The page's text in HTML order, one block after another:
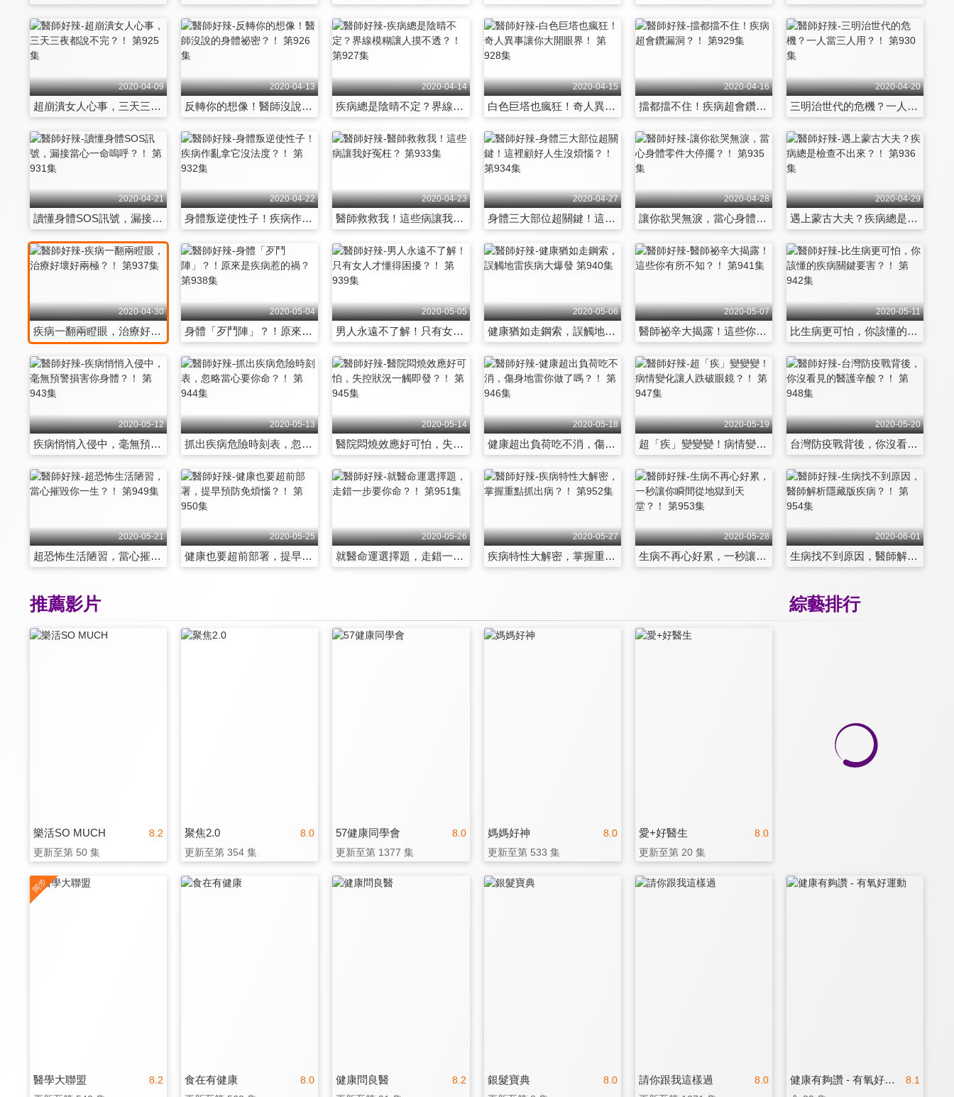
2020-04-09
超崩潰女人心事，三天三夜都說不完？！ 第925集
2020-04-13
反轉你的想像！醫師沒說的身體祕密？！ 第926集
2020-04-14
疾病總是陰晴不定？界線模糊讓人摸不透？！ 第927集
2020-04-15
白色巨塔也瘋狂！奇人異事讓你大開眼界！ 第928集
2020-04-16
擋都擋不住！疾病超會鑽漏洞？！ 第929集
2020-04-20
三明治世代的危機？一人當三人用？！ 第930集
2020-04-21
讀懂身體SOS訊號，漏接當心一命嗚呼？！ 第931集
2020-04-22
身體叛逆使性子！疾病作亂拿它沒法度？！ 第932集
2020-04-23
醫師救救我！這些病讓我好冤枉？ 第933集
2020-04-27
身體三大部位超關鍵！這裡顧好人生沒煩惱？！ 第934集
2020-04-28
讓你欲哭無淚，當心身體零件大停擺？！ 第935集
2020-04-29
遇上蒙古大夫？疾病總是檢查不出來？！ 第936集
2020-04-30
疾病一翻兩瞪眼，治療好壞好兩極？！ 第937集
2020-05-04
身體「歹鬥陣」？！原來是疾病惹的禍？ 第938集
2020-05-05
男人永遠不了解！只有女人才懂得困擾？！ 第939集
2020-05-06
健康猶如走鋼索，誤觸地雷疾病大爆發 第940集
2020-05-07
醫師祕辛大揭露！這些你有所不知？！ 第941集
2020-05-11
比生病更可怕，你該懂的疾病關鍵要害？！ 第942集
2020-05-12
疾病悄悄入侵中，毫無預警損害你身體？！ 第943集
2020-05-13
抓出疾病危險時刻表，忽略當心要你命？！ 第944集
2020-05-14
醫院悶燒效應好可怕，失控狀況一觸即發？！ 第945集
2020-05-18
健康超出負荷吃不消，傷身地雷你做了嗎？！ 第946集
2020-05-19
超「疾」變變變！病情變化讓人跌破眼鏡？！ 第947集
2020-05-20
台灣防疫戰背後，你沒看見的醫護辛酸？！ 第948集
2020-05-21
超恐怖生活陋習，當心摧毀你一生？！ 第949集
2020-05-25
健康也要超前部署，提早預防免煩惱？！ 第950集
2020-05-26
就醫命運選擇題，走錯一步要你命？！ 第951集
2020-05-27
疾病特性大解密，掌握重點抓出病？！ 第952集
2020-05-28
生病不再心好累，一秒讓你瞬間從地獄到天堂？！ 第953集
2020-06-01
生病找不到原因，醫師解析隱藏版疾病？！ 第954集
綜藝排行
推薦影片
8.2
樂活SO MUCH
更新至第 50 集
8.0
聚焦2.0
更新至第 354 集
8.0
57健康同學會
更新至第 1377 集
8.0
媽媽好神
更新至第 533 集
8.0
愛+好醫生
更新至第 20 集
8.2
醫學大聯盟 8.0
食在有健康 8.2
健康問良醫 8.0
銀髮寶典 8.0
請你跟我這樣過 8.1
健康有夠讚 - 有氧好運動